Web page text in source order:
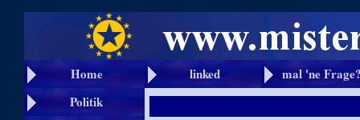
Home linked
mal 'ne
Politik